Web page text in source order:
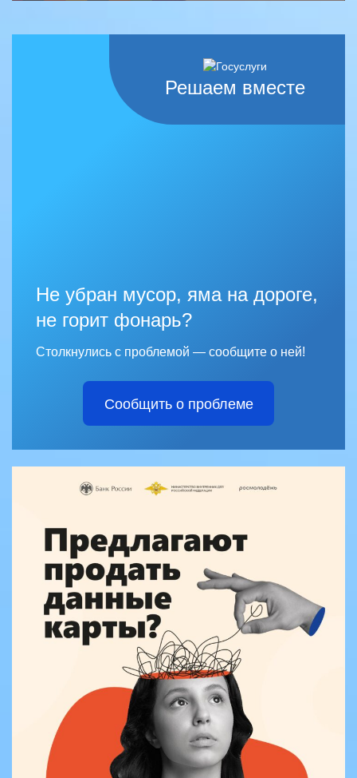
Решаем вместе
Не убран мусор, яма на дороге,
не горит фонарь?
Столкнулись с проблемой — сообщите о ней!
Сообщить о проблеме